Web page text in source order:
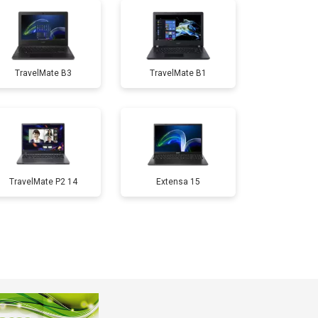
3800 ₽ Заказать
1500 ₽ Заказать
2900 ₽ Заказать
1200 ₽
TravelMate B3 TravelMate B1
TravelMate P2 14 Extensa 15